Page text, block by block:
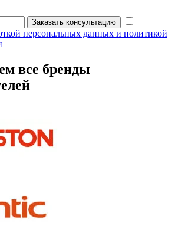
Заказать консультацию
персональных данных и политикой
все бренды